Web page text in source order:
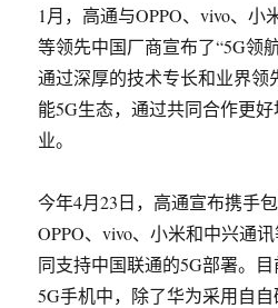
1月，高通与OPPO、vivo、小
等领先中国厂商宣布了“5G领
通过深厚的技术专长和业界领
能5G生态，通过共同合作更
业。
今年4月23日，高通宣布携手
OPPO、vivo、小米和中兴通
同支持中国联通的5G部署。
5G手机中，除了华为采用自自